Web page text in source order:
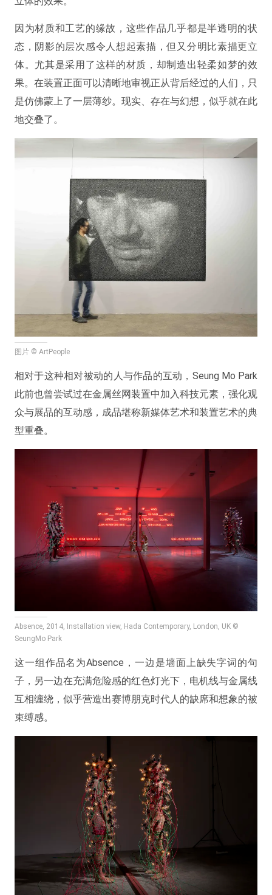
因为材质和工艺的缘故，这些作品几乎都是半透明的状
态，阴影的层次感令人想起素描，但又分明比素描更立
体。尤其是采用了这样的材质，却制造出轻柔如梦的效
果。在装置正面可以清晰地审视正从背后经过的人们，只
是仿佛蒙上了一层薄纱。现实、存在与幻想，似乎就在此
地交叠了。
图片 © ArtPeople
相对于这种相对被动的人与作品的互动，Seung Mo Park
此前也曾尝试过在金属丝网装置中加入科技元素，强化观
众与展品的互动感，成品堪称新媒体艺术和装置艺术的典
型重叠。
Absence, 2014, Installation view, Hada Contemporary, London, UK ©
SeungMo Park
这一组作品名为Absence，一边是墙面上缺失字词的句
子，另一边在充满危险感的红色灯光下，电机线与金属线
互相缠绕，似乎营造出赛博朋克时代人的缺席和想象的被
束缚感。